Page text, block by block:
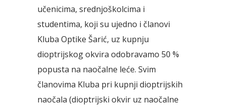
učenicima, srednjoškolcima i
studentima, koji su ujedno i članovi
Kluba Optike Šarić, uz kupnju
dioptrijskog okvira odobravamo 50 %
popusta na naočalne leće. Svim
članovima Kluba pri kupnji dioptrijskih
naočala (dioptrijski okvir uz naočalne